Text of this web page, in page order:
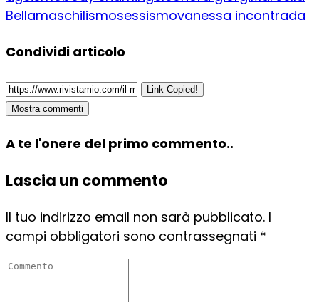
Bellamaschilismosessismovanessa incontrada
Condividi articolo
Link Copied!
Mostra commenti
A te l'onere del primo commento..
Lascia un commento
Il tuo indirizzo email non sarà pubblicato. I
campi obbligatori sono contrassegnati *